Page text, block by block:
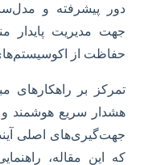
دور پیشرفته و
جهت مدیریت پایدار
حفاظت از
تمرکز بر راهکارهای
هشدار سریع هوشمند و
جهت‌گیری‌های اصلی
که این مقاله،